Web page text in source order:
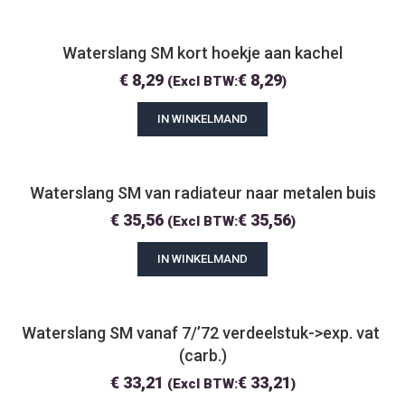
Waterslang SM kort hoekje aan kachel
€8,29 (Excl BTW:€8,29)
IN WINKELMAND
Waterslang SM van radiateur naar metalen buis
€35,56 (Excl BTW:€35,56)
IN WINKELMAND
Waterslang SM vanaf 7/’72 verdeelstuk->exp. vat
(carb.)
€33,21 (Excl BTW:€33,21)